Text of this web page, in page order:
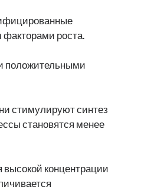
факторами роста.
положительными
стимулируют синтез
становятся менее
концентрации